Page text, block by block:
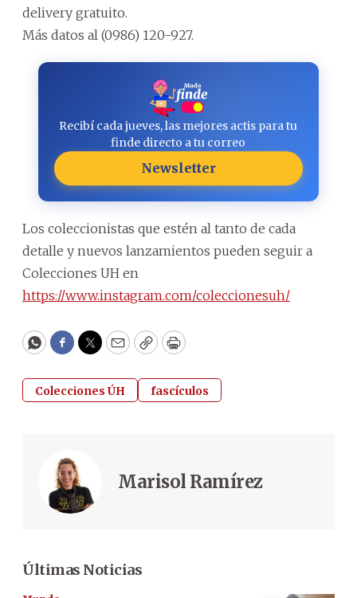
delivery gratuito.
Más datos al (0986) 120-927.
Recibí cada jueves, las mejores actis para tu
finde directo a tu correo
Newsletter
Los coleccionistas que estén al tanto de cada
detalle y nuevos lanzamientos pueden seguir a
Colecciones UH en
https://www.instagram.com/coleccionesuh/
WhatsApp
Facebook
Twitter
EmailCopyPrint
Colecciones ÚH fascículos
Marisol Ramírez
Últimas Noticias